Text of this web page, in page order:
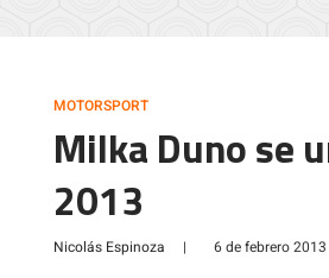
MOTORSPORT
Milka Duno se
2013
Nicolás Espinoza | 6 de febrero 2013